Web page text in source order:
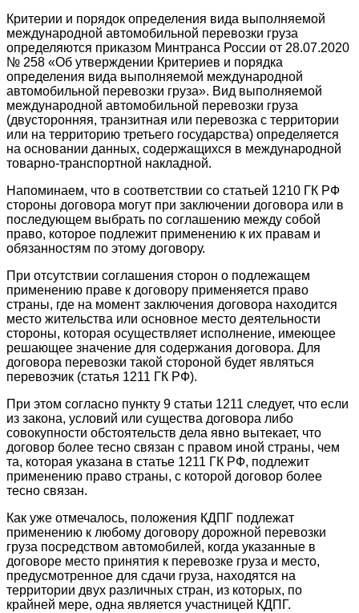
Критерии и порядок определения вида выполняемой
международной автомобильной перевозки груза
определяются приказом Минтранса России от 28.07.2020
№ 258 «Об утверждении Критериев и порядка
определения вида выполняемой международной
автомобильной перевозки груза». Вид выполняемой
международной автомобильной перевозки груза
(двусторонняя, транзитная или перевозка с территории
или на территорию третьего государства) определяется
на основании данных, содержащихся в международной
товарно-транспортной накладной.
Напоминаем, что в соответствии со статьей 1210 ГК РФ
стороны договора могут при заключении договора или в
последующем выбрать по соглашению между собой
право, которое подлежит применению к их правам и
обязанностям по этому договору.
При отсутствии соглашения сторон о подлежащем
применению праве к договору применяется право
страны, где на момент заключения договора находится
место жительства или основное место деятельности
стороны, которая осуществляет исполнение, имеющее
решающее значение для содержания договора. Для
договора перевозки такой стороной будет являться
перевозчик (статья 1211 ГК РФ).
При этом согласно пункту 9 статьи 1211 следует, что если
из закона, условий или существа договора либо
совокупности обстоятельств дела явно вытекает, что
договор более тесно связан с правом иной страны, чем
та, которая указана в статье 1211 ГК РФ, подлежит
применению право страны, с которой договор более
тесно связан.
Как уже отмечалось, положения КДПГ подлежат
применению к любому договору дорожной перевозки
груза посредством автомобилей, когда указанные в
договоре место принятия к перевозке груза и место,
предусмотренное для сдачи груза, находятся на
территории двух различных стран, из которых, по
крайней мере, одна является участницей КДПГ.